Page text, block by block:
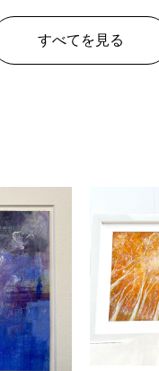
すべてを見る